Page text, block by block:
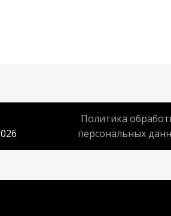
Политика
персональных